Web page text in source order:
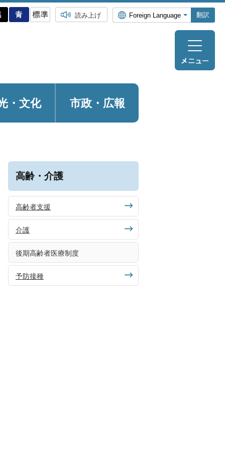
読み上げ 翻訳
・ 文化 市政・広報
高齢・介護
高齢者支援
介護
後期高齢者医療制度
予防接種